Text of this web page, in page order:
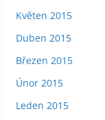
Květen 2015
Duben 2015
Březen 2015
Únor 2015
Leden 2015